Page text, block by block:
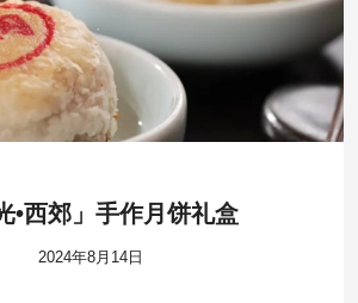
•西郊」手作月饼礼盒
2024年8月14日